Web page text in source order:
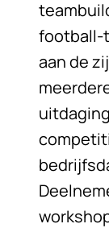
football-
aan de